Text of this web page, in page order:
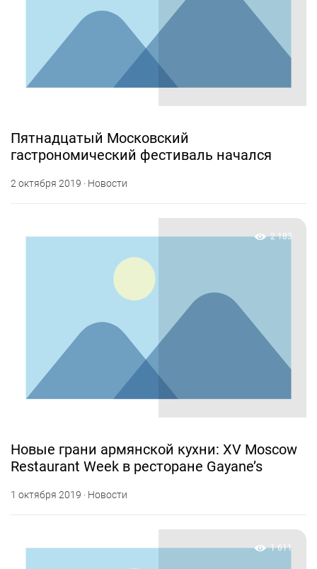
Пятнадцатый Московский
гастрономический фестиваль начался
2 октября 2019 · Новости
2 183
Новые грани армянской кухни: XV Moscow
Restaurant Week в ресторане Gayane’s
1 октября 2019 · Новости
1 611